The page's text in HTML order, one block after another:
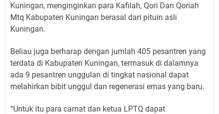
Kuningan, menginginkan para Kafilah, Qori Dan Qoriah
Mtq Kabupaten Kuningan berasal dari pituin asli
Kuningan.
Beliau juga berharap dengan jumlah 405 pesantren yang
terdata di Kabupaten Kuningan, termasuk di dalamnya
ada 9 pesantren unggulan di tingkat nasional dapat
melahirkan bibit unggul dan regenerasi emas yang baru.
“Untuk itu para camat dan ketua LPTQ dapat